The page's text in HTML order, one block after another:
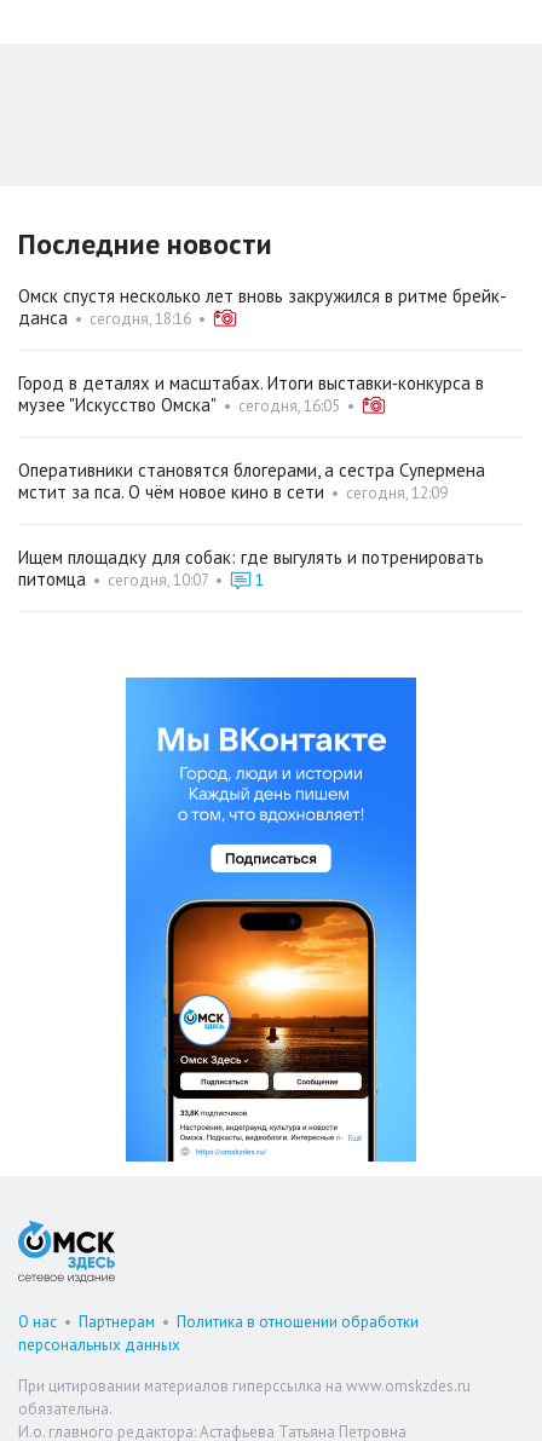
Последние новости
Омск спустя несколько лет вновь закружился в ритме брейк-
данса • сегодня, 18:16 •
Город в деталях и масштабах. Итоги выставки‑конкурса в
музее "Искусство Омска" • сегодня, 16:05 •
Оперативники становятся блогерами, а сестра Супермена
мстит за пса. О чём новое кино в сети • сегодня, 12:09
Ищем площадку для собак: где выгулять и потренировать
питомца • сегодня, 10:07 • 1
О нас • Партнерам • Политика в отношении обработки
персональных данных
При цитировании материалов гиперссылка на www.omskzdes.ru
обязательна.
И.о. главного редактора: Астафьева Татьяна Петровна